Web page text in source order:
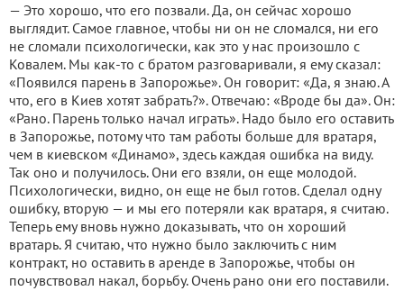
— Это хорошо, что его позвали. Да, он сейчас хорошо
выглядит. Самое главное, чтобы ни он не сломался, ни его
не сломали психологически, как это у нас произошло с
Ковалем. Мы как-то с братом разговаривали, я ему сказал:
«Появился парень в Запорожье». Он говорит: «Да, я знаю. А
что, его в Киев хотят забрать?». Отвечаю: «Вроде бы да». Он:
«Рано. Парень только начал играть». Надо было его оставить
в Запорожье, потому что там работы больше для вратаря,
чем в киевском «Динамо», здесь каждая ошибка на виду.
Так оно и получилось. Они его взяли, он еще молодой.
Психологически, видно, он еще не был готов. Сделал одну
ошибку, вторую — и мы его потеряли как вратаря, я считаю.
Теперь ему вновь нужно доказывать, что он хороший
вратарь. Я считаю, что нужно было заключить с ним
контракт, но оставить в аренде в Запорожье, чтобы он
почувствовал накал, борьбу. Очень рано они его поставили.